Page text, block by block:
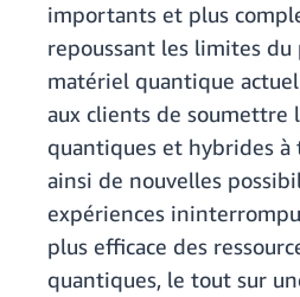
importants et plus
repoussant les limites du
matériel quantique
aux clients de soumettre
quantiques et hybrides
ainsi de nouvelles
expériences
plus efficace des
quantiques, le tout sur